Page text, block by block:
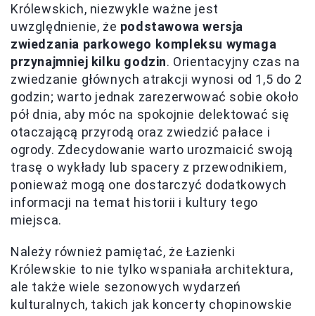
Królewskich, niezwykle ważne jest
uwzględnienie, że podstawowa wersja
zwiedzania parkowego kompleksu wymaga
przynajmniej kilku godzin. Orientacyjny czas na
zwiedzanie głównych atrakcji wynosi od 1,5 do 2
godzin; warto jednak zarezerwować sobie około
pół dnia, aby móc na spokojnie delektować się
otaczającą przyrodą oraz zwiedzić pałace i
ogrody. Zdecydowanie warto urozmaicić swoją
trasę o wykłady lub spacery z przewodnikiem,
ponieważ mogą one dostarczyć dodatkowych
informacji na temat historii i kultury tego
miejsca.
Należy również pamiętać, że Łazienki
Królewskie to nie tylko wspaniała architektura,
ale także wiele sezonowych wydarzeń
kulturalnych, takich jak koncerty chopinowskie